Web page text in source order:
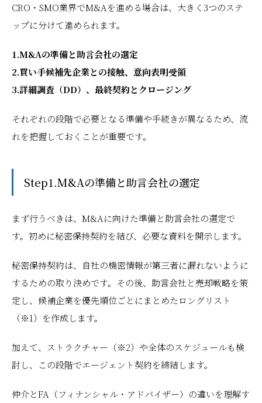
CRO・SMO業界でM&Aを進める場合は、大きく3つのステ
ップに分けて進められます。
1.M&Aの準備と助言会社の選定
2.買い手候補先企業との接触、意向表明受領
3.詳細調査（DD）、最終契約とクロージング
それぞれの段階で必要となる準備や手続きが異なるため、流
れを把握しておくことが重要です。
Step1.M&Aの準備と助言会社の選定
まず行うべきは、M&Aに向けた準備と助言会社の選定で
す。初めに秘密保持契約を結び、必要な資料を開示します。
秘密保持契約は、自社の機密情報が第三者に漏れないように
するための取り決めです。その後、助言会社と売却戦略を策
定し、候補企業を優先順位ごとにまとめたロングリスト
（※1）を作成します。
加えて、ストラクチャー（※2）や全体のスケジュールも検
討し、この段階でエージェント契約を締結します。
仲介とFA（フィナンシャル・アドバイザー）の違いを理解す